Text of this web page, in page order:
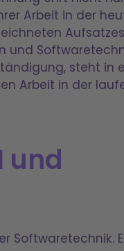
Arbeit in der
und
steht in
Arbeit in der
und
Softwaretechnik.